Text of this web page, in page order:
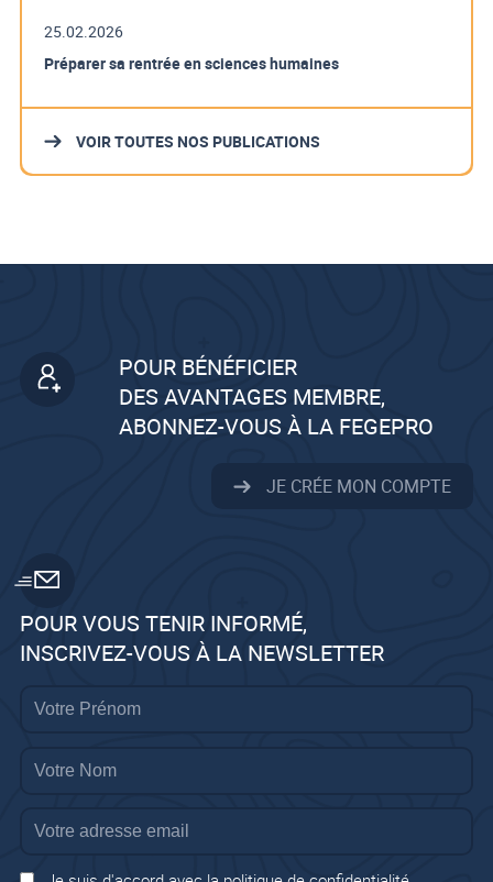
25.02.2026
Préparer sa rentrée en sciences humaines
VOIR TOUTES NOS PUBLICATIONS
POUR BÉNÉFICIER
DES AVANTAGES MEMBRE,
ABONNEZ-VOUS À LA FEGEPRO
JE CRÉE MON COMPTE
POUR VOUS TENIR INFORMÉ,
INSCRIVEZ-VOUS À LA NEWSLETTER